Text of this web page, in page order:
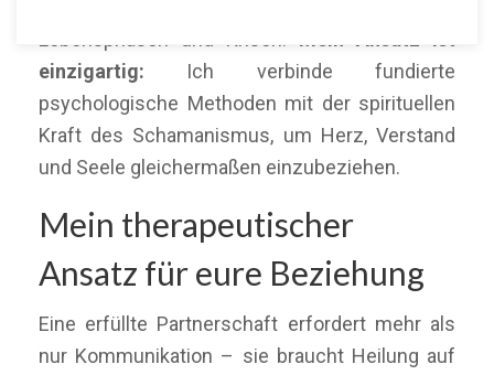
einzigartig: Ich verbinde fundierte
psychologische Methoden mit der spirituellen
Kraft des Schamanismus, um Herz, Verstand
und Seele gleichermaßen einzubeziehen.
Mein therapeutischer
Ansatz für eure Beziehung
Eine erfüllte Partnerschaft erfordert mehr als
nur Kommunikation – sie braucht Heilung auf